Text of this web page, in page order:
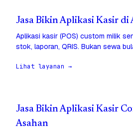
Jasa Bikin Aplikasi Kasir di
Aplikasi kasir (POS) custom milik
stok, laporan, QRIS. Bukan sewa
Lihat layanan →
Jasa Bikin Aplikasi Kasir
Asahan